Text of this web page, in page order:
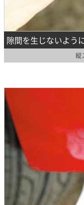
隙間を生じないよう
縦